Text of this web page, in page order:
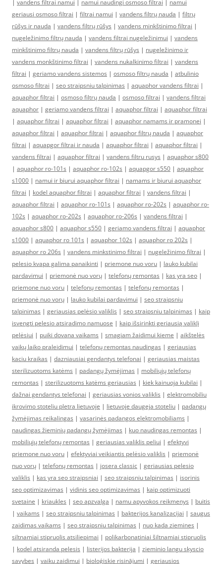
| vandens filtrai namui | namui naudingi osmoso filtrai | namui
geriausi osmoso filtrai | filtrai namui | vandens filtrų nauda | filtrų
rūšys ir nauda | vandens filtrų rūšys | vandens minkštinimo filtrai |
nugeležinimo filtrų nauda | vandens filtrai nugeležinimui | vandens
minkštinimo filtrų nauda | vandens filtrų rūšys | nugeležinimo ir
vandens monkštinimo filtrai | vandens nukalkinimo filtrai | vandens
filtrai | geriamo vandens sistemos | osmoso filtrų nauda | atbulinio
osmoso filtrai | seo straipsniu talpinimas | aquaphor vandens filtrai |
aquaphor filtrai | osmoso filtrų nauda | osmoso filtrai | vandens filtrai
aquaphor | geriamo vandens filtrai | aquaphor filtrai | aquaphor filtrai
| aquaphor filtrai | aquaphor filtrai | aquaphor namams ir pramonei |
aquaphor filtrai | aquaphor filtrai | aquaphor filtrų nauda | aquaphor
filtrai | aquapgor filtrai ir nauda | aquaphor filtrai | aquaphor filtrai |
vandens filtrai | aquaphor filtrai | vandens filtru rusys | aquaphor s800
| aquaphor ro-101s | aquaphor ro-102s | aquapgor s550 | aquaphor
s1000 | namui ir biurui aquaphor filtrai | namams ir biurui aquaphor
filtrai | kodel aquaphor filtrai | aquaphor filtrai | vandens filtrai |
aquaphor filtrai | aquaphor ro-101s | aquaphor ro-202s | aquaphor ro-
102s | aquaphor ro-202s | aquaphor ro-206s | vandens filtrai |
aquaphor s800 | aquaphor s550 | geriamo vandens filtrai | aquaphor
s1000 | aquaphor ro 101s | aquaphor 102s | aquaphor ro 202s |
aquaphor ro 206s | vandens minkstinimo filtrai | nugeležinimo filtrai |
pelesio kvapa galima panaikinti | priemone nuo voru | lauko kubilai
pardavimui | priemonė nuo vorų | telefonų remontas | kas yra seo |
priemone nuo voru | telefonų remontas | telefonų remontas |
priemonė nuo vorų | lauko kubilai pardavimui | seo straipsniu
talpinimas | geriausias pelėsio valiklis | seo straipsniu talpinimas | kaip
isvengti pelesio atsiradimo namuose | kaip išsirinkti geriausią valiklį
pelėsiui | puiki dovana vaikams | smagiam žaidimui kieme | aikštelės
vaikų laiko praleidimui | telefonų remontas naudingas | geriausias
kaciu kraikas | dazniausiai gendantys telefonai | geriausias maistas
sterilizuotoms katėms | padangų žymėjimas | mobiliųjų telefonų
remontas | sterilizuotoms katėms geriausias | kiek kainuoja kubilai |
dažnai gendantys telefonai | geriausias vonios valiklis | elektromobiliu
ikrovimo stoteliu pletra lietuvoje | lietuvoje daugeja stoteliu | padangų
žymėjimas reikalingas | vasarinės padangos elektromobiliams |
naudingas žieminių padangų žymėjimas | kuo naudingas remontas |
mobiliųjų telefonų remontas | geriausias valiklis peliui | efektyvi
priemone nuo voru | efektyviai veikiantis pelėsio valiklis | priemonė
nuo vorų | telefonų remontas | josera classic | geriausias pelesio
valiklis | kas yra seo straipsniai | seo straipsniu talpinimas | isorinis
seo optimizavimas | vidinis seo optimizavimas | kaip optimizuoti
svetaine | kriaukles | seo apzvalga | namu apyvokos reikmenys | buitis
| vaikams | seo straipsniu talpinimas | bakterijos kanalizacijai | saugus
zaidimas vaikams | seo straipsniu talpinimas | nuo kada ziemines |
siltnamiai stipruolis atsiliepimai | polikarbonatiniai šiltnamiai stipruolis
| kodel atsiranda pelesis | listerijos bakterija | zieminio langu skyscio
savybes | vaiku zaidimui | bioloģiskie risinājumi | geriausios